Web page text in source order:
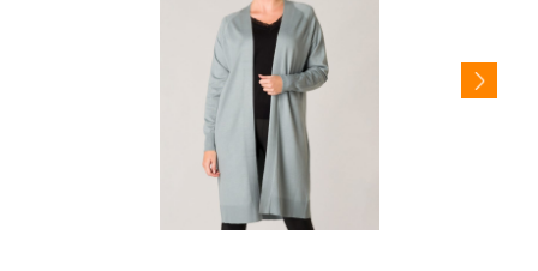
Next